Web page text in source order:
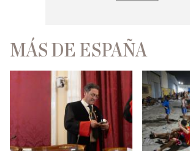
MÁS DE ESPAÑA